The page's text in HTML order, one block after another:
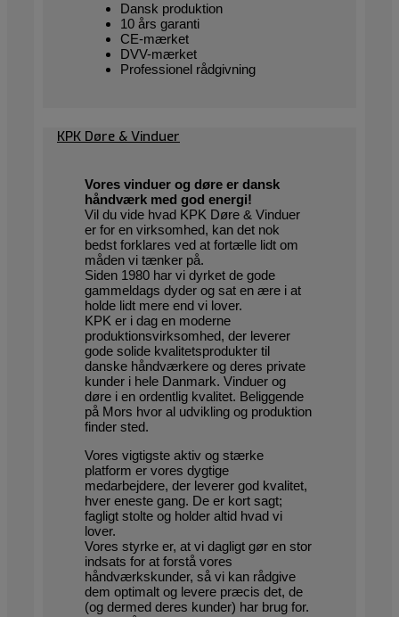
Dansk produktion
10 års garanti
CE-mærket
DVV-mærket
Professionel rådgivning
KPK Døre & Vinduer
Vores vinduer og døre er dansk
håndværk med god energi!
Vil du vide hvad KPK Døre & Vinduer
er for en virksomhed, kan det nok
bedst forklares ved at fortælle lidt om
måden vi tænker på.
Siden 1980 har vi dyrket de gode
gammeldags dyder og sat en ære i at
holde lidt mere end vi lover.
KPK er i dag en moderne
produktionsvirksomhed, der leverer
gode solide kvalitetsprodukter til
danske håndværkere og deres private
kunder i hele Danmark. Vinduer og
døre i en ordentlig kvalitet. Beliggende
på Mors hvor al udvikling og produktion
finder sted.
Vores vigtigste aktiv og stærke
platform er vores dygtige
medarbejdere, der leverer god kvalitet,
hver eneste gang. De er kort sagt;
fagligt stolte og holder altid hvad vi
lover.
Vores styrke er, at vi dagligt gør en stor
indsats for at forstå vores
håndværkskunder, så vi kan rådgive
dem optimalt og levere præcis det, de
(og dermed deres kunder) har brug for.